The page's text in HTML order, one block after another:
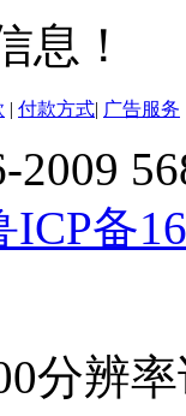
息！
| 付款方式| 广告服务
ICP备
分辨